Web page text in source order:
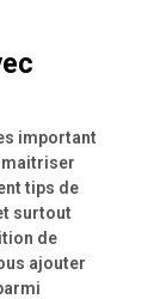
important
maitriser
tips de
surtout
de
ajouter